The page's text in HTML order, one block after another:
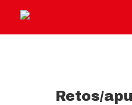
Retos/